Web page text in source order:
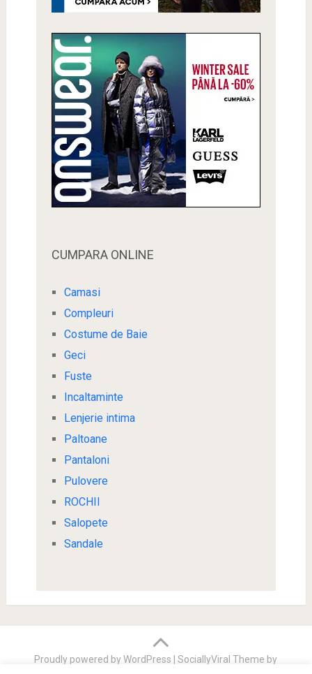
CUMPARA ONLINE
Camasi
Compleuri
Costume de Baie
Geci
Fuste
Incaltaminte
Lenjerie intima
Paltoane
Pantaloni
Pulovere
ROCHII
Salopete
Sandale
Proudly powered by WordPress |SociallyViral Theme by